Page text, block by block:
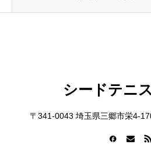
シードテニ
〒341-0043 埼玉県三郷市栄4-